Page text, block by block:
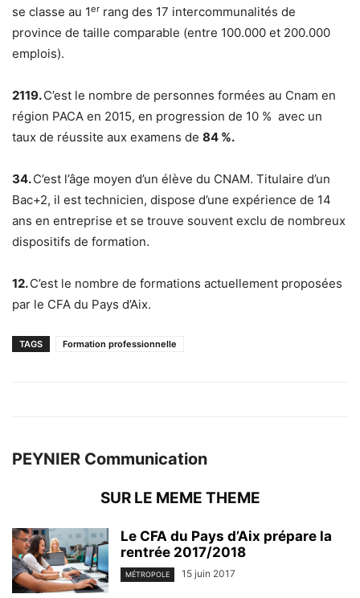
se classe au 1er rang des 17 intercommunalités de
province de taille comparable (entre 100.000 et 200.000
emplois).
2119.C’est le nombre de personnes formées au Cnam en
région PACA en 2015, en progression de 10 % avec un
taux de réussite aux examens de 84 %.
34.C’est l’âge moyen d’un élève du CNAM. Titulaire d’un
Bac+2, il est technicien, dispose d’une expérience de 14
ans en entreprise et se trouve souvent exclu de nombreux
dispositifs de formation.
12.C’est le nombre de formations actuellement proposées
par le CFA du Pays d’Aix.
TAGS Formation professionnelle
PEYNIER Communication
SUR LE MEME THEME
Le CFA du Pays d’Aix prépare la
rentrée 2017/2018
MÉTROPOLE 15 juin 2017